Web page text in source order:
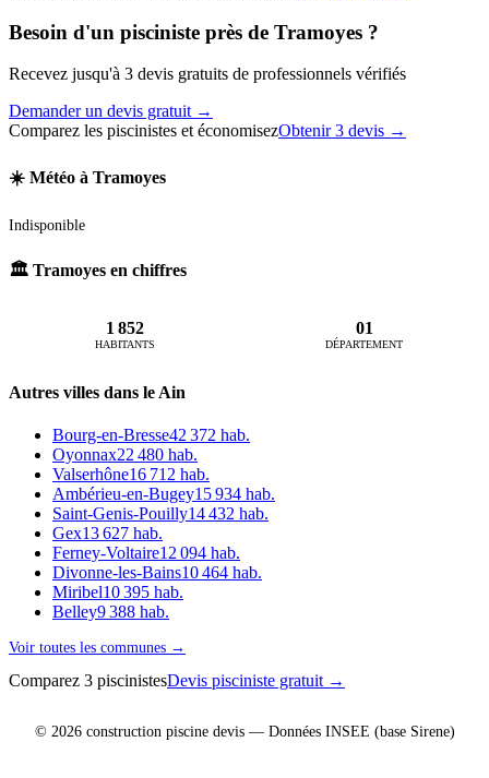
Besoin d'un pisciniste près de Tramoyes ?
Recevez jusqu'à 3 devis gratuits de professionnels vérifiés
Demander un devis gratuit →
Comparez les piscinistes et économisezObtenir 3 devis →
☀️ Météo à Tramoyes
Indisponible
🏛️ Tramoyes en chiffres
1 852
HABITANTS
01
DÉPARTEMENT
Autres villes dans le Ain
Bourg-en-Bresse42 372 hab.
Oyonnax22 480 hab.
Valserhône16 712 hab.
Ambérieu-en-Bugey15 934 hab.
Saint-Genis-Pouilly14 432 hab.
Gex13 627 hab.
Ferney-Voltaire12 094 hab.
Divonne-les-Bains10 464 hab.
Miribel10 395 hab.
Belley9 388 hab.
Voir toutes les communes →
Comparez 3 piscinistesDevis pisciniste gratuit →
© 2026 construction piscine devis — Données INSEE (base Sirene)